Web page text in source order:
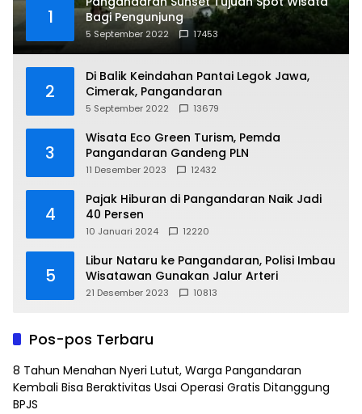
1
Bagi Pengunjung
5 September 2022 17453
2
Di Balik Keindahan Pantai Legok Jawa,
Cimerak, Pangandaran
5 September 2022 13679
3
Wisata Eco Green Turism, Pemda
Pangandaran Gandeng PLN
11 Desember 2023 12432
4
Pajak Hiburan di Pangandaran Naik Jadi
40 Persen
10 Januari 2024 12220
5
Libur Nataru ke Pangandaran, Polisi Imbau
Wisatawan Gunakan Jalur Arteri
21 Desember 2023 10813
Pos-pos Terbaru
8 Tahun Menahan Nyeri Lutut, Warga Pangandaran
Kembali Bisa Beraktivitas Usai Operasi Gratis Ditanggung
BPJS